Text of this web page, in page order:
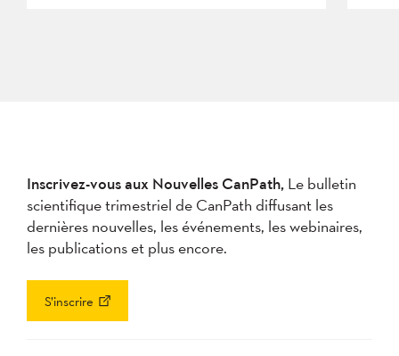
Inscrivez-vous aux Nouvelles CanPath, Le bulletin
scientifique trimestriel de CanPath diffusant les
dernières nouvelles, les événements, les webinaires,
les publications et plus encore.
S’inscrire